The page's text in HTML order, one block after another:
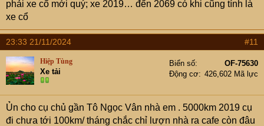
phải xe cổ mới quý; xe 2019… đến 2069 có khi cũng tính là
xe cổ
23:33 21/11/2024 #11
Hiệp Tùng
Xe tải
Biển số
OF-75630
Động cơ
426,602 Mã lực
Ủn cho cụ chủ gần Tô Ngọc Vân nhà em . 5000km 2019 cụ
đi chưa tới 100km/ tháng chắc chỉ lượn nhà ra cafe còn đâu